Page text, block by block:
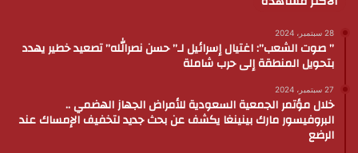
28 سبتمبر، 2024
” صوت الشعب”: اغتيال إسرائيل لـ” حسن نصرالله” تصعيد خطير يهدد
بتحويل المنطقة إلى حرب شاملة
27 سبتمبر، 2024
خلال مؤتمر الجمعية السعودية للأمراض الجهاز الهضمي ..
البروفيسور مارك بينينغا يكشف عن بحث جديد لتخفيف الإمساك عند
الرضع